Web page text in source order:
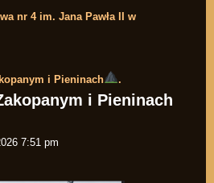
nr 4 im. Jana Pawła II w
i Pieninach
.
i Pieninach
7:51 pm